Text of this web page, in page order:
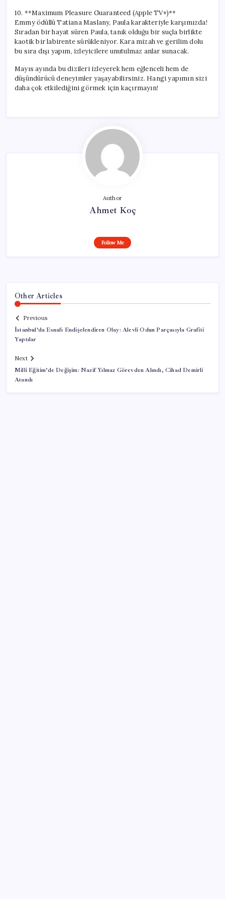
10. **Maximum Pleasure Guaranteed (Apple TV+)**
Emmy ödüllü Tatiana Maslany, Paula karakteriyle karşımızda!
Sıradan bir hayat süren Paula, tanık olduğu bir suçla birlikte
kaotik bir labirente sürükleniyor. Kara mizah ve gerilim dolu
bu sıra dışı yapım, izleyicilere unutulmaz anlar sunacak.
Mayıs ayında bu dizileri izleyerek hem eğlenceli hem de
düşündürücü deneyimler yaşayabilirsiniz. Hangi yapımın sizi
daha çok etkilediğini görmek için kaçırmayın!
Author
Ahmet Koç
Follow Me
Other Articles
Previous
İstanbul’da Esnafı Endişelendiren Olay: Alevli Odun Parçasıyla Grafiti
Yaptılar
Next
Milli Eğitim’de Değişim: Nazif Yılmaz Görevden Alındı, Cihad Demirli
Atandı